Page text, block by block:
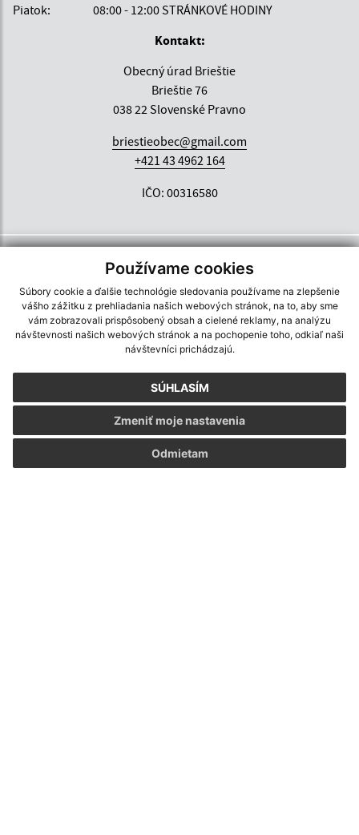
Používame cookies
Súbory cookie a ďalšie technológie sledovania používame na zlepšenie
vášho zážitku z prehliadania našich webových stránok, na to, aby sme
vám zobrazovali prispôsobený obsah a cielené reklamy, na analýzu
návštevnosti našich webových stránok a na pochopenie toho, odkiaľ naši
návštevníci prichádzajú.
SÚHLASÍM
Odmietam
Zmeniť moje nastavenia
Piatok:
08:00 - 12:00 STRÁNKOVÉ HODINY
Kontakt:
Obecný úrad Brieštie
Brieštie 76
038 22 Slovenské Pravno
briestieobec@gmail.com
+421 43 4962 164
IČO: 00316580